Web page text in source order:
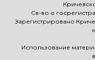
Св-во о
Зарегистрировано
Использование